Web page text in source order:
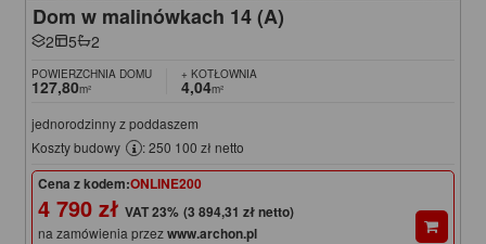
Dom w malinówkach 14 (A)
2 5 2
POWIERZCHNIA DOMU
127,80m²
+ KOTŁOWNIA
4,04m²
jednorodzinny z poddaszem
Koszty budowy
: 250 100 zł netto
Cena z kodem:ONLINE200
4 790 zł (3 894,31 zł netto)
na zamówienia przezwww.archon.pl